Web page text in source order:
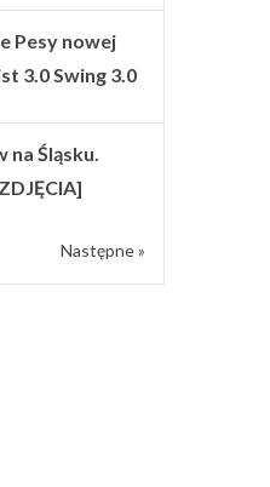
Pesy nowej
3.0 Swing 3.0
Śląsku.
Następne »